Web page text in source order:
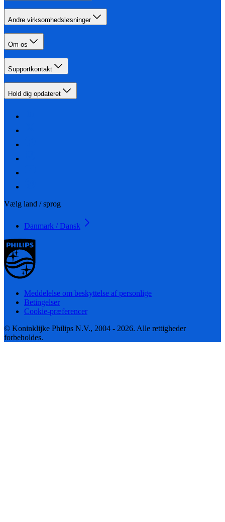
Andre virksomhedsløsninger
Om os
Supportkontakt
Hold dig opdateret
Vælg land / sprog
Danmark / Dansk
Meddelelse om beskyttelse af personlige
Betingelser
Cookie-præferencer
© Koninklijke Philips N.V., 2004 - 2026. Alle rettigheder
forbeholdes.